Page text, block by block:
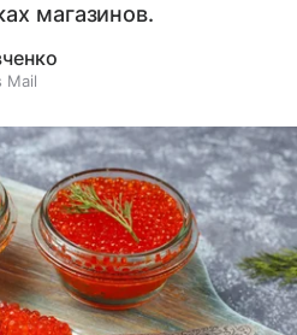
магазинов.
Mail